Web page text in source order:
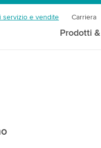
servizio e vendite Carriera
Prodotti